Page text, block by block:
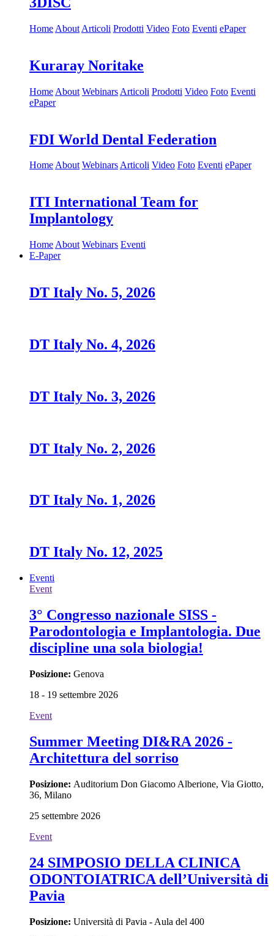
Home About Articoli Prodotti Video Foto Eventi ePaper
Kuraray Noritake
Home About Webinars Articoli Prodotti Video Foto Eventi
ePaper
FDI World Dental Federation
HomeAbout WebinarsArticoli Video Foto Eventi ePaper
ITI International Team for
Implantology
Home About Webinars Eventi
E-Paper
DT Italy No. 5, 2026
DT Italy No. 4, 2026
DT Italy No. 3, 2026
DT Italy No. 2, 2026
DT Italy No. 1, 2026
DT Italy No. 12, 2025
Eventi
Event
3° Congresso nazionale SISS -
Parodontologia e Implantologia. Due
discipline una sola biologia!
Posizione: Genova
18 - 19 settembre 2026
Event
Summer Meeting DI&RA 2026 -
Architettura del sorriso
Posizione: Auditorium Don Giacomo Alberione, Via Giotto,
36, Milano
25 settembre 2026
Event
24 SIMPOSIO DELLA CLINICA
ODONTOIATRICA dell’Università di
Pavia
Posizione: Università di Pavia - Aula del 400